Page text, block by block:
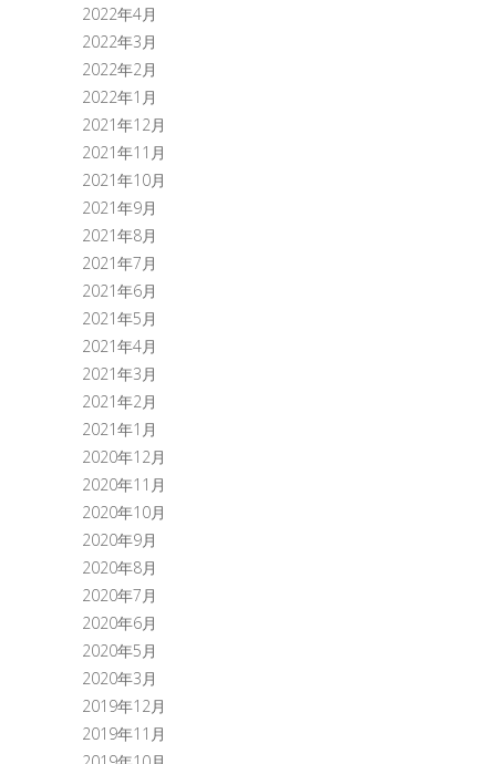
2022年4月
2022年3月
2022年2月
2022年1月
2021年12月
2021年11月
2021年10月
2021年9月
2021年8月
2021年7月
2021年6月
2021年5月
2021年4月
2021年3月
2021年2月
2021年1月
2020年12月
2020年11月
2020年10月
2020年9月
2020年8月
2020年7月
2020年6月
2020年5月
2020年3月
2019年12月
2019年11月